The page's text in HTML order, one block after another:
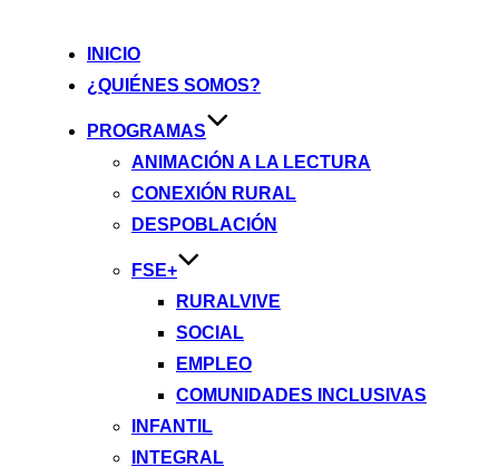
INICIO
¿QUIÉNES SOMOS?
PROGRAMAS
ANIMACIÓN A LA LECTURA
CONEXIÓN RURAL
DESPOBLACIÓN
FSE+
RURALVIVE
SOCIAL
EMPLEO
COMUNIDADES INCLUSIVAS
INFANTIL
INTEGRAL